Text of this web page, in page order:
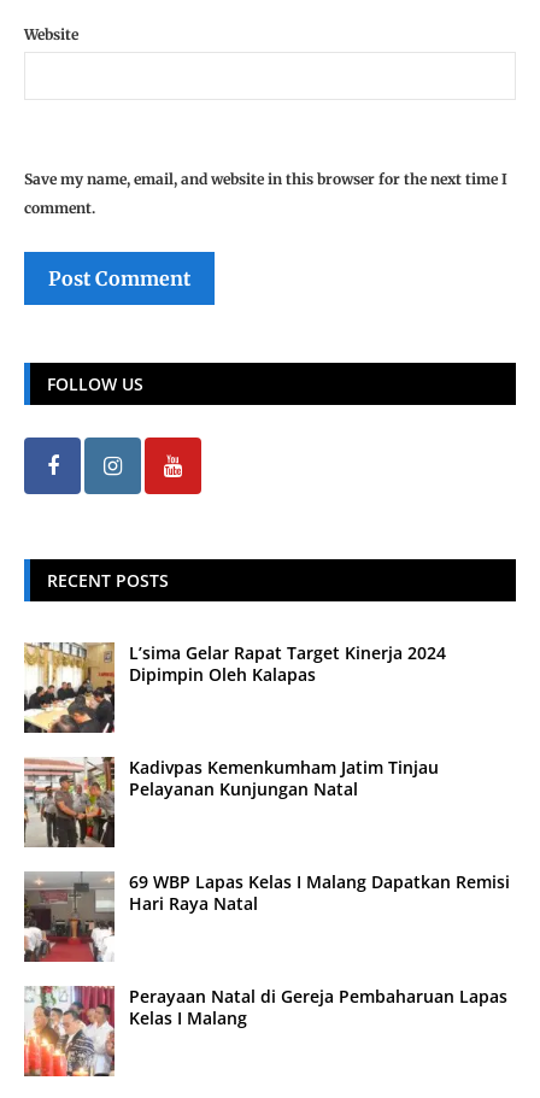
Website
Save my name, email, and website in this browser for the next time I
comment.
FOLLOW US
RECENT POSTS
L’sima Gelar Rapat Target Kinerja 2024
Dipimpin Oleh Kalapas
Kadivpas Kemenkumham Jatim Tinjau
Pelayanan Kunjungan Natal
69 WBP Lapas Kelas I Malang Dapatkan Remisi
Hari Raya Natal
Perayaan Natal di Gereja Pembaharuan Lapas
Kelas I Malang